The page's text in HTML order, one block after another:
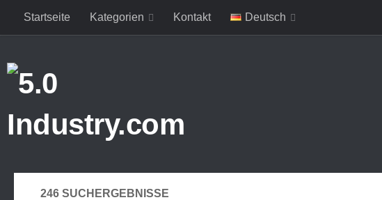
Zum Inhalt springen
Startseite Kategorien Kontakt Deutsch
246 SUCHERGEBNISSE